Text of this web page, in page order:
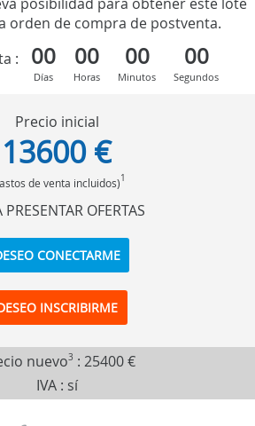
orden de compra de postventa.
:
00
Días
00
Horas
00
Minutos
00
Segundos
Precio inicial
13600 €
de venta incluidos)1
PRESENTAR OFERTAS
CONECTARME
INSCRIBIRME
nuevo3 : 25400 €
IVA : sí